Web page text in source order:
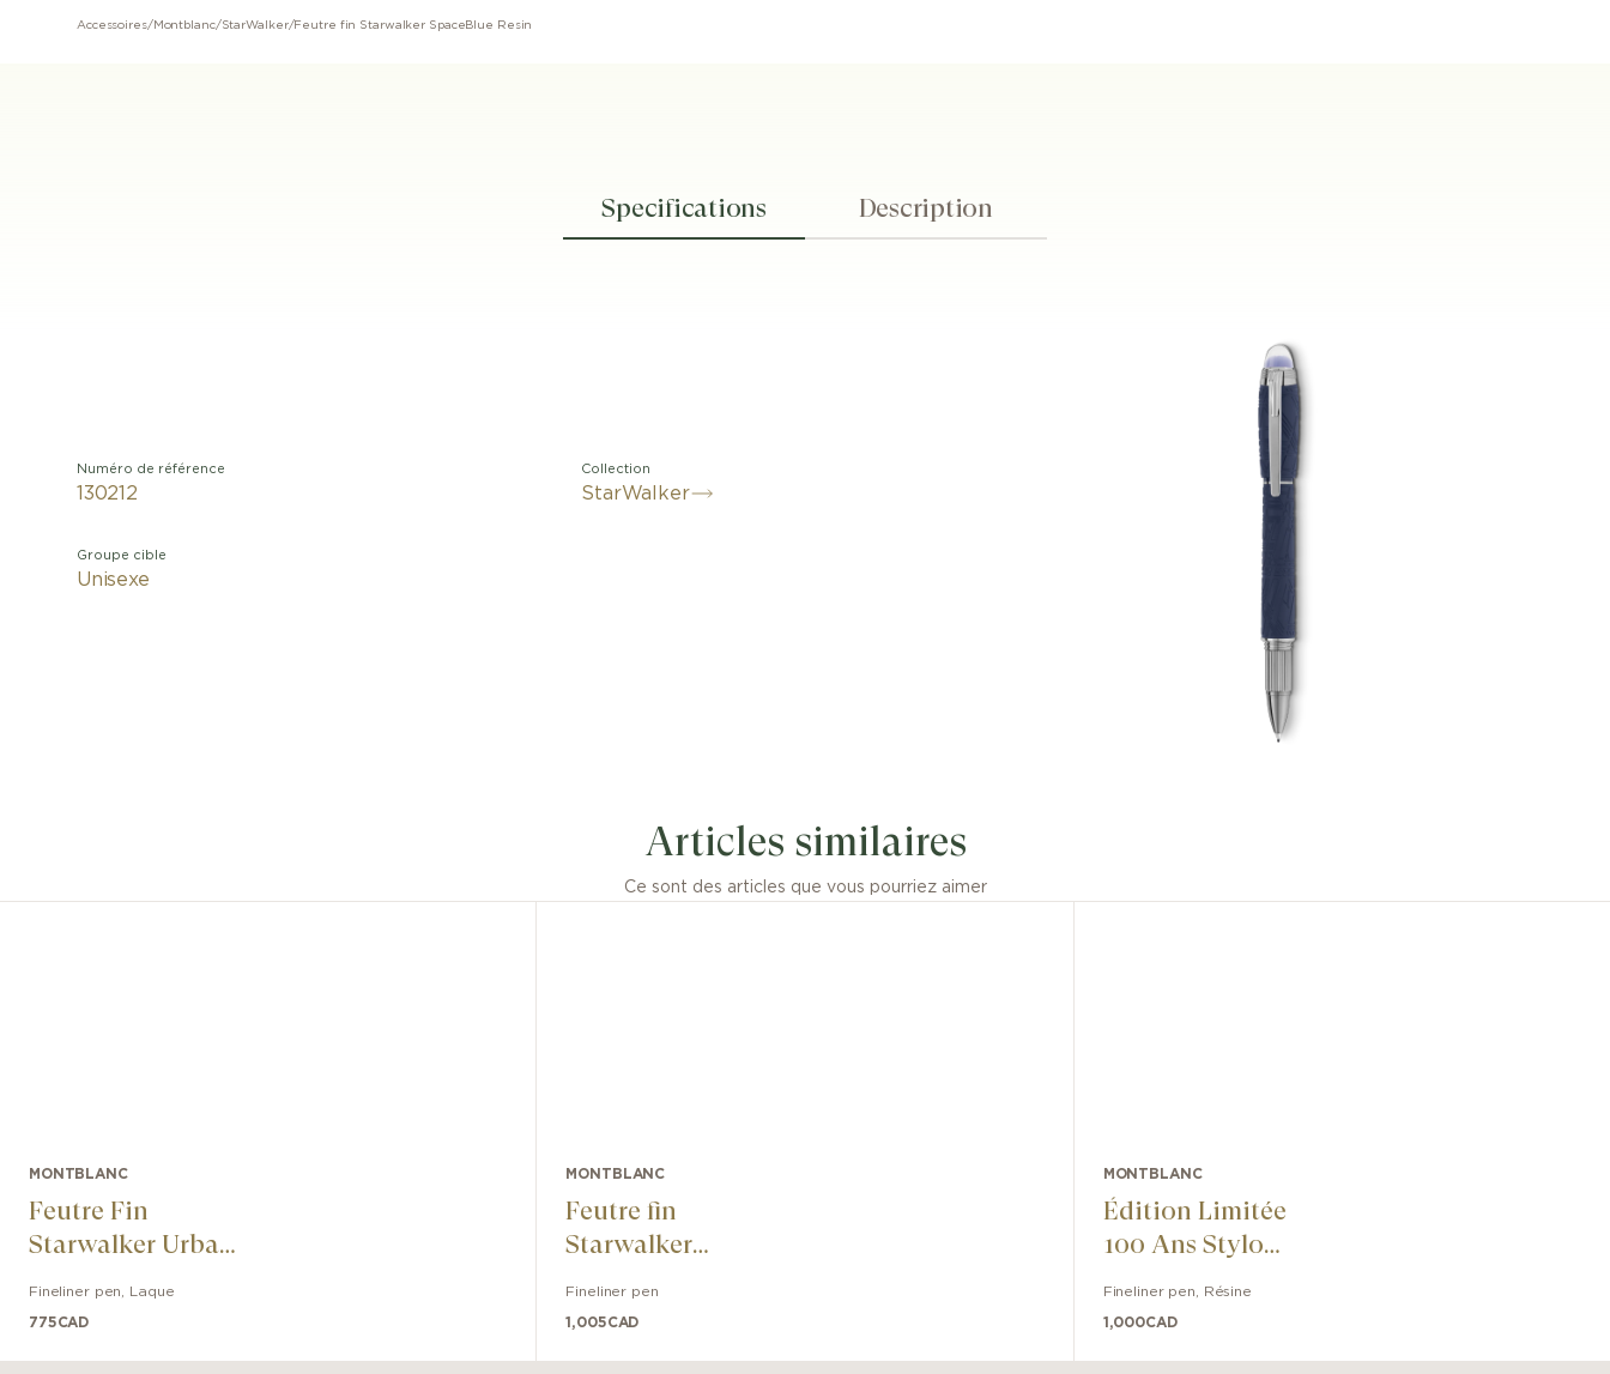
Accessoires/Montblanc/StarWalker/Feutre fin Starwalker SpaceBlue Resin
Specifications Description
Numéro de référence
130212
Groupe cible
Unisexe
Collection
StarWalker
Articles similaires
Ce sont des articles que vous pourriez aimer
MONTBLANC
Feutre Fin
Starwalker Urban
Fineliner pen Laque
775CAD
MONTBLANC
Feutre fin
Starwalker
Fineliner pen
1,005CAD
MONTBLANC
Édition Limitée
100 Ans Stylo
Plume Historique
Plume Moyenne
Fineliner pen Résine
1,000CAD